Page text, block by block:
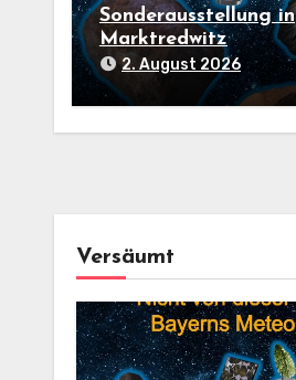
Sonderausstellung in
Marktredwitz
2. August 2026
Versäumt